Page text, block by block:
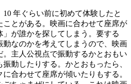
年ぐらい前に初めて体験したと
ことがある。映画に合わせて座席が
が誰かを探してしまう。要する
動なのかを考えてしまうので、映画
。主人公視点で振動するかとおもい
動したりする。かとおもったら、
合わせて座席が傾いたりもする。